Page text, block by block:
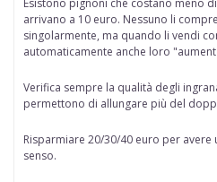
arrivano a 10 euro. Nessuno li
singolarmente, ma quando li vendi
automaticamente anche loro
Verifica sempre la qualità degli
permettono di allungare più del
Risparmiare 20/30/40 euro per avere
senso.